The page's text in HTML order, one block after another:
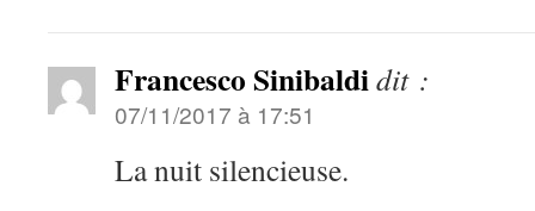
Francesco Sinibaldidit :
07/11/2017 à 17:51
La nuit silencieuse.